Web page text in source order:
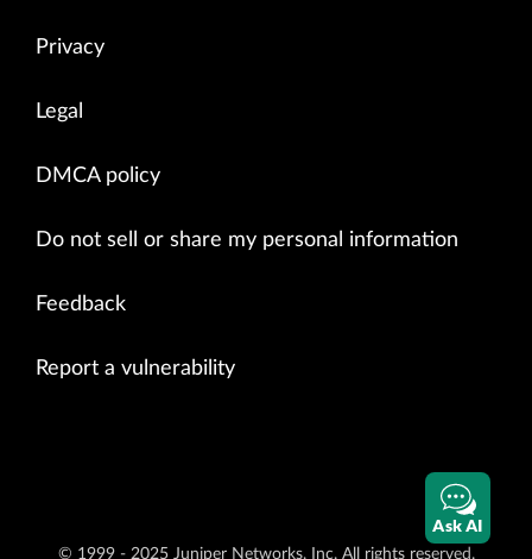
Privacy
Legal
DMCA policy
Do not sell or share my personal information
Feedback
Report a vulnerability
© 1999 - 2025 Juniper Networks, Inc. All rights reserved.
Ask AI